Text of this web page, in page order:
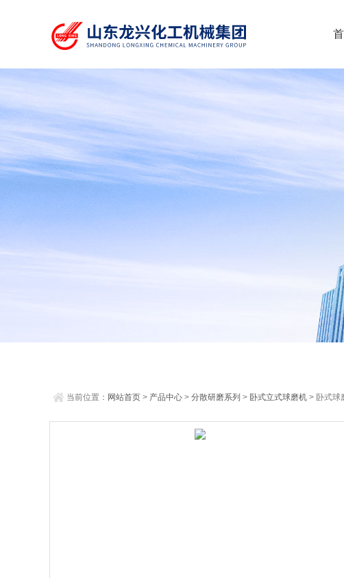
当前位置： 网站首页 > 产品中心 > 分散研磨系列 > 卧式立式球磨机 > 卧式球